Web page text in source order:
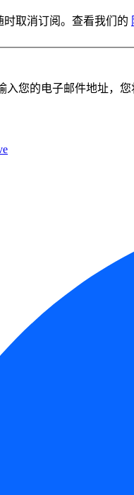
取消订阅。查看我们的
入您的电子邮件地址，